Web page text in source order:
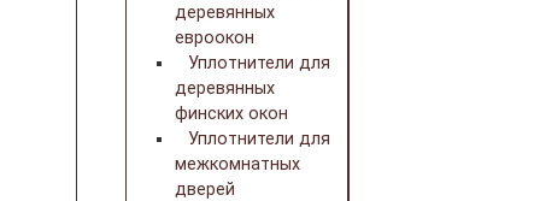
деревянных
евроокон
Уплотнители для
деревянных
финских окон
Уплотнители для
межкомнатных
дверей